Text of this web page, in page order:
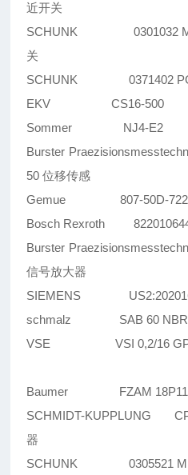
近开关
SCHUNK 0301032
关
SCHUNK 0371402
EKV CS16-500
Sommer NJ4-E2
Burster
50 位移传感
Gemue 807-50D-
Bosch Rexroth
Burster
信号放大器
SIEMENS
schmalz SAB 60 NBR-
VSE VSI 0,2/16
Baumer FZAM
SCHMIDT-KUPPLUNG
器
SCHUNK 0305521